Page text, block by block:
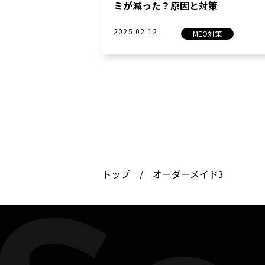
ミが減った？原因と対策
2025.02.12 MEO対策
トップ / オーダーメイド3